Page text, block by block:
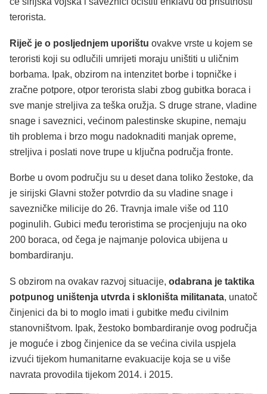
terorista.
Riječ je o posljednjem uporištu ovakve vrste u kojem se
teroristi koji su odlučili umrijeti moraju uništiti u uličnim
borbama. Ipak, obzirom na intenzitet borbe i topničke i
zračne potpore, otpor terorista slabi zbog gubitka boraca i
sve manje streljiva za teška oružja. S druge strane, vladine
snage i saveznici, većinom palestinske skupine, nemaju
tih problema i brzo mogu nadoknaditi manjak opreme,
streljiva i poslati nove trupe u ključna područja fronte.
Borbe u ovom području su u deset dana toliko žestoke, da
je sirijski Glavni stožer potvrdio da su vladine snage i
savezničke milicije do 26. Travnja imale više od 110
poginulih. Gubici među teroristima se procjenjuju na oko
200 boraca, od čega je najmanje polovica ubijena u
bombardiranju.
S obzirom na ovakav razvoj situacije, odabrana je taktika
potpunog uništenja utvrda i skloništa militanata, unatoč
činjenici da bi to moglo imati i gubitke među civilnim
stanovništvom. Ipak, žestoko bombardiranje ovog područja
je moguće i zbog činjenice da se većina civila uspjela
izvući tijekom humanitarne evakuacije koja se u više
navrata provodila tijekom 2014. i 2015.